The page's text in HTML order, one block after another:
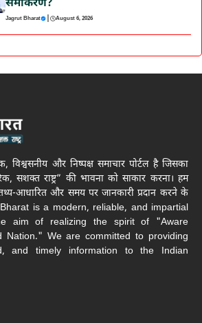
समीकरण?
Jagrut Bharat | August 6, 2026
और निष्पक्ष समाचार पोर्टल है जिसका
सशक्त राष्ट्र” की भावना को साकार करना। हम
आधारित और समय पर जानकारी प्रदान करने के
Bharat is a modern, reliable, and impartial
aim of realizing the spirit of "Aware
Nation." We are committed to providing
and timely information to the Indian